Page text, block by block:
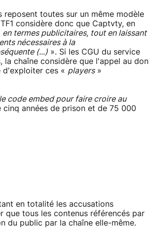
reposent toutes sur un même modèle
considère donc que Captvty, en
en termes publicitaires, tout en laissant
nécessaires à la
(...) ». Si les CGU du service
la chaîne considère que l'appel au don
d'exploiter ces « players»
le code embed pour faire croire au
années de prison et de 75 000
en totalité les accusations
que tous les contenus référencés par
du public par la chaîne elle-même.